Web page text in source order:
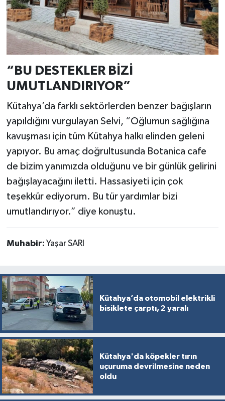
“BU DESTEKLER BİZİ
UMUTLANDIRIYOR”
Kütahya’da farklı sektörlerden benzer bağışların
yapıldığını vurgulayan Selvi, “Oğlumun sağlığına
kavuşması için tüm Kütahya halkı elinden geleni
yapıyor. Bu amaç doğrultusunda Botanica cafe
de bizim yanımızda olduğunu ve bir günlük gelirini
bağışlayacağını iletti. Hassasiyeti için çok
teşekkür ediyorum. Bu tür yardımlar bizi
umutlandırıyor.” diye konuştu.
Muhabir: Yaşar SARI
Kütahya’da otomobil elektrikli
bisiklete çarptı, 2 yaralı
Kütahya'da köpekler tırın
uçuruma devrilmesine neden
oldu
Sağlık
Şaphane
Simav
Siyaset
Spor
Tavşanlı
Türkiye
Video Galeri